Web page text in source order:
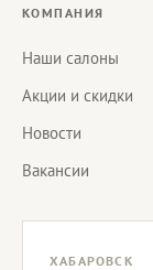
КОМПАНИЯ
Наши салоны
Акции и скидки
Новости
Вакансии
ХАБАРОВСК